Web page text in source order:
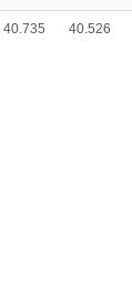
40.735 40.526